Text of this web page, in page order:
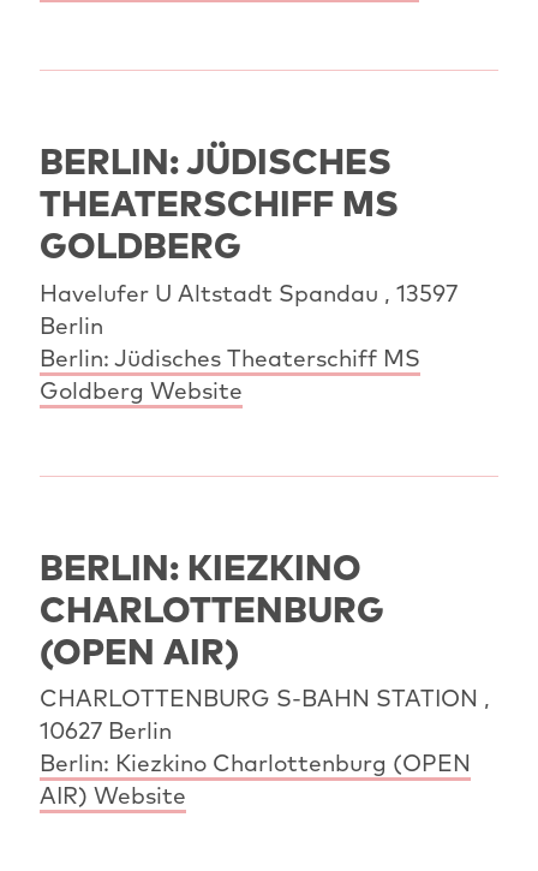
BERLIN: JÜDISCHES
THEATERSCHIFF MS
GOLDBERG
Havelufer U Altstadt Spandau , 13597
Berlin
Berlin: Jüdisches Theaterschiff MS
Goldberg Website
BERLIN: KIEZKINO
CHARLOTTENBURG
(OPEN AIR)
CHARLOTTENBURG S-BAHN STATION ,
10627 Berlin
Berlin: Kiezkino Charlottenburg (OPEN
AIR) Website